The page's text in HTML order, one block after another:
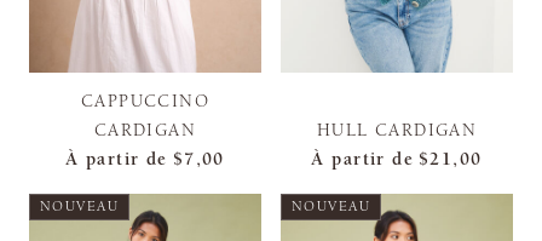
CAPPUCCINO
CARDIGAN
À partir de $7,00
HULL CARDIGAN
À partir de $21,00
NOUVEAU NOUVEAU